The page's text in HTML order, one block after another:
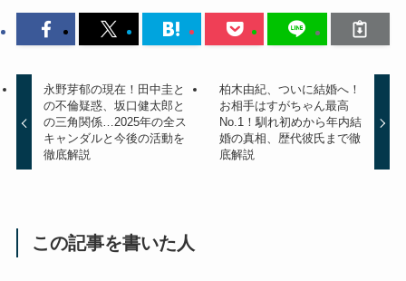
永野芽郁の現在！田中圭と
の不倫疑惑、坂口健太郎と
の三角関係…2025年の全ス
キャンダルと今後の活動を
徹底解説
柏木由紀、ついに結婚へ！
お相手はすがちゃん最高
No.1！馴れ初めから年内結
婚の真相、歴代彼氏まで徹
底解説
この記事を書いた人